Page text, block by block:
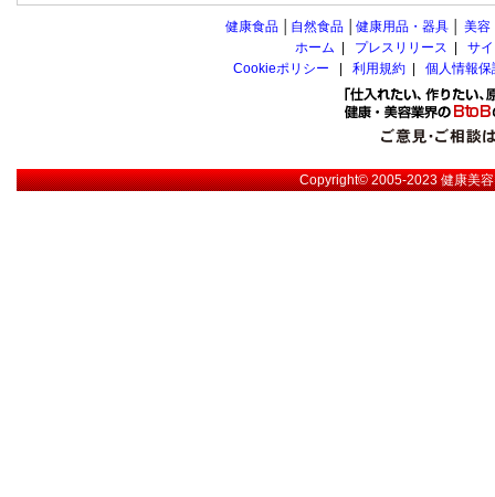
健康食品 自然食品 健康用品・器具 美容
ホーム
プレスリリース
サ
Cookieポリシー
利用規約 個人情報
Copyright© 2005-2023健康美